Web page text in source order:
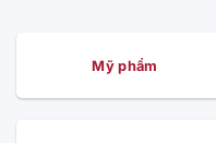
Mỹ phẩm